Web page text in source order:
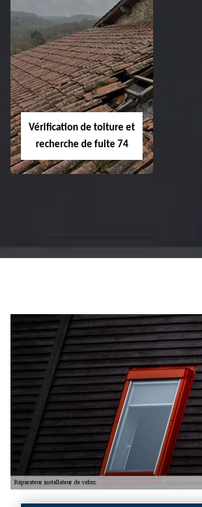
Vérification de toiture et
recherche de fuite 74